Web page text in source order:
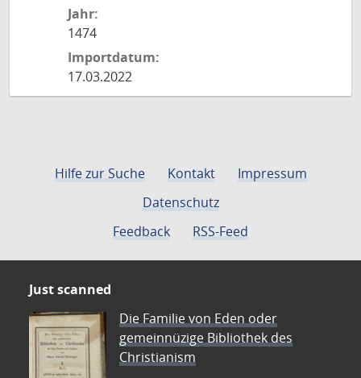
Jahr:
1474
Importdatum:
17.03.2022
Hilfe zur Suche Kontakt
Impressum
Datenschutz
Feedback
RSS-Feed
Just scanned
Die Familie von Eden oder
gemeinnüzige Bibliothek des
Christianism